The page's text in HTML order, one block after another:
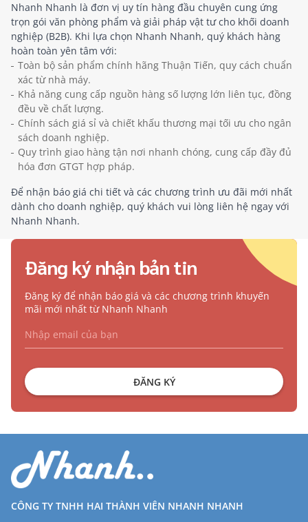
Nhanh Nhanh là đơn vị uy tín hàng đầu chuyên cung ứng
trọn gói văn phòng phẩm và giải pháp vật tư cho khối doanh
nghiệp (B2B). Khi lựa chọn Nhanh Nhanh, quý khách hàng
hoàn toàn yên tâm với:
Toàn bộ sản phẩm chính hãng Thuận Tiến, quy cách chuẩn
xác từ nhà máy.
Khả năng cung cấp nguồn hàng số lượng lớn liên tục, đồng
đều về chất lượng.
Chính sách giá sỉ và chiết khấu thương mại tối ưu cho ngân
sách doanh nghiệp.
Quy trình giao hàng tận nơi nhanh chóng, cung cấp đầy đủ
hóa đơn GTGT hợp pháp.
Để nhận báo giá chi tiết và các chương trình ưu đãi mới nhất
dành cho doanh nghiệp, quý khách vui lòng liên hệ ngay với
Nhanh Nhanh.
Đăng ký nhận bản tin
Đăng ký để nhận báo giá và các chương trình khuyến
mãi mới nhất từ Nhanh Nhanh
ĐĂNG KÝ
CÔNG TY TNHH HAI THÀNH VIÊN NHANH NHANH